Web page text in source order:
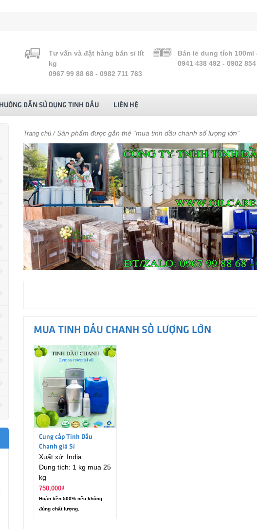
Tư vấn và đặt hàng bán sỉ lít
kg
0967 99 88 68 - 0982 711 763
Bán lẻ dung tích 100ml
0941 438 492 - 0902
HƯỚNG DẪN SỬ DỤNG TINH DẦU LIÊN HỆ
Trang chủ / Sản phẩm được gắn thẻ “mua tinh dầu chanh số lượng lớn”
MUA TINH DẦU CHANH SỐ LƯỢNG LỚN
Cung cấp Tinh Dầu
Chanh giá Sỉ
Xuất xứ: India
Dung tích: 1 kg mua 25
kg
750,000₫
Hoàn tiền 500% nếu không
đúng chất lượng.